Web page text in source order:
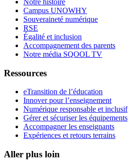
Notre histoire
Campus UNOWHY
Souveraineté numérique
RSE
Égalité et inclusion
Accompagnement des parents
Notre média SQOOL TV
Ressources
eTransition de l’éducation
Innover pour l’enseignement
Numérique responsable et inclusif
Gérer et sécuriser les équipements
Accompagner les enseignants
Expériences et retours terrains
Aller plus loin